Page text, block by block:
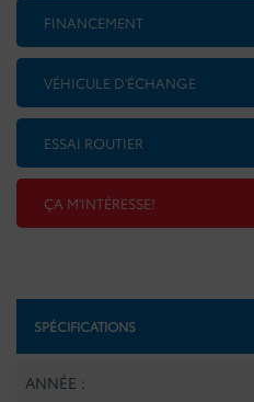
SPÉCIFICATIONS
ANNÉE :
FINANCEMENT
VÉHICULE D'ÉCHANGE
ESSAI ROUTIER
ÇA M'INTÉRESSE!